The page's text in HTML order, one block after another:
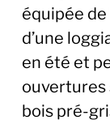
équipée
d’une
en été et
ouvertures
bois pré-